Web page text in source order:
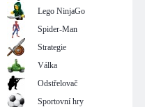
Lego NinjaGo
Spider-Man
Strategie
Válka
Odstřelovač
Sportovní hry